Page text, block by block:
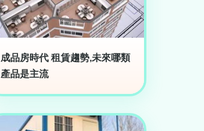
成品房時代 租賃趨勢,未來哪類
產品是主流